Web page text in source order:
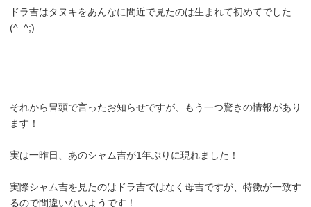
ドラ吉はタヌキをあんなに間近で見たのは生まれて初めてでした
(^_^;)
それから冒頭で言ったお知らせですが、もう一つ驚きの情報があり
ます！
実は一昨日、あのシャム吉が1年ぶりに現れました！
実際シャム吉を見たのはドラ吉ではなく母吉ですが、特徴が一致す
るので間違いないようです！